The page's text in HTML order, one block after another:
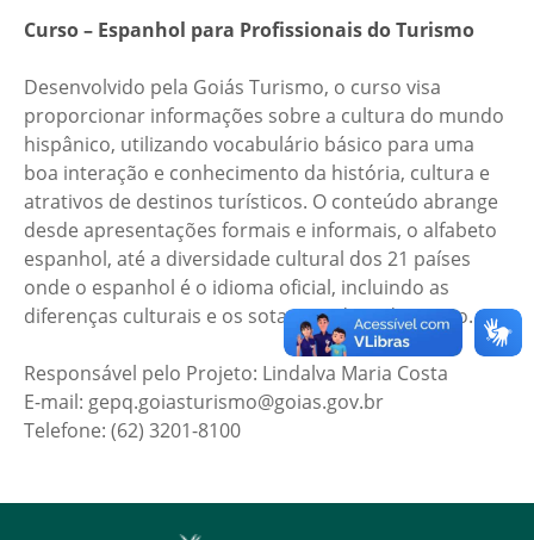
Curso – Espanhol para Profissionais do Turismo
Desenvolvido pela Goiás Turismo, o curso visa
proporcionar informações sobre a cultura do mundo
hispânico, utilizando vocabulário básico para uma
boa interação e conhecimento da história, cultura e
atrativos de destinos turísticos. O conteúdo abrange
desde apresentações formais e informais, o alfabeto
espanhol, até a diversidade cultural dos 21 países
onde o espanhol é o idioma oficial, incluindo as
diferenças culturais e os sotaques de cada região.
Responsável pelo Projeto: Lindalva Maria Costa
E-mail: gepq.goiasturismo@goias.gov.br
Telefone: (62) 3201-8100